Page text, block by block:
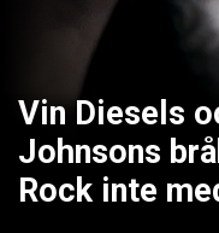
Vin Diesels
Johnsons
Rock inte